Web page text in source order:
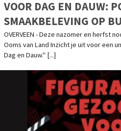
VOOR DAG EN DAUW:
SMAAKBELEVING OP
ELSWOUT
OVERVEEN - Deze nazomer en herfst
Ooms van Land Inzicht je uit voor een
Dag en Dauw." [...]